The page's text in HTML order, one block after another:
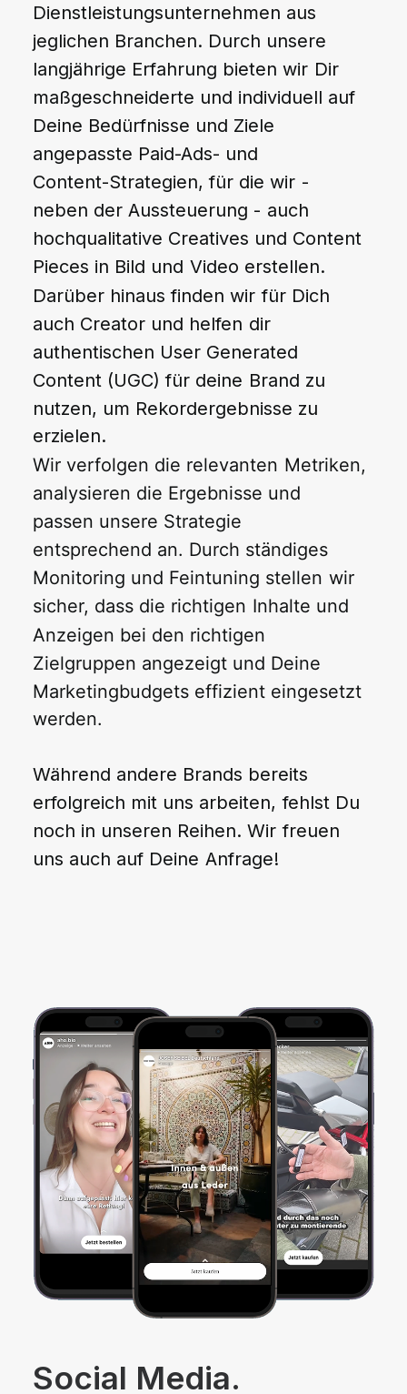
Dienstleistungsunternehmen aus
jeglichen Branchen. Durch unsere
langjährige Erfahrung bieten wir Dir
maßgeschneiderte und individuell auf
Deine Bedürfnisse und Ziele
angepasste Paid-Ads- und
Content-Strategien, für die wir -
neben der Aussteuerung - auch
hochqualitative Creatives und Content
Pieces in Bild und Video erstellen.
Darüber hinaus finden wir für Dich
auch Creator und helfen dir
authentischen User Generated
Content (UGC) für deine Brand zu
nutzen, um Rekordergebnisse zu
erzielen.
Wir verfolgen die relevanten Metriken,
analysieren die Ergebnisse und
passen unsere Strategie
entsprechend an. Durch ständiges
Monitoring und Feintuning stellen wir
sicher, dass die richtigen Inhalte und
Anzeigen bei den richtigen
Zielgruppen angezeigt und Deine
Marketingbudgets effizient eingesetzt
werden.
Während andere Brands bereits
erfolgreich mit uns arbeiten, fehlst Du
noch in unseren Reihen. Wir freuen
uns auch auf Deine Anfrage!
Social Media.